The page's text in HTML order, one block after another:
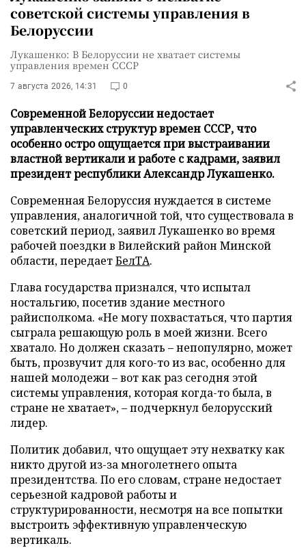
советской системы управления в
Белоруссии
Лукашенко: В Белоруссии не хватает системы
управления времен СССР
7 августа 2026, 14:31 0
Современной Белоруссии недостает
управленческих структур времен СССР, что
особенно остро ощущается при выстраивании
властной вертикали и работе с кадрами, заявил
президент республики Александр Лукашенко.
Современная Белоруссия нуждается в системе
управления, аналогичной той, что существовала в
советский период, заявил Лукашенко во время
рабочей поездки в Вилейский район Минской
области, передаетБелТА.
Глава государства признался, что испытал
ностальгию, посетив здание местного
райисполкома. «Не могу похвастаться, что партия
сыграла решающую роль в моей жизни. Всего
хватало. Но должен сказать – непопулярно, может
быть, прозвучит для кого-то из вас, особенно для
нашей молодежи – вот как раз сегодня этой
системы управления, которая когда-то была, в
стране не хватает», – подчеркнул белорусский
лидер.
Политик добавил, что ощущает эту нехватку как
никто другой из-за многолетнего опыта
президентства. По его словам, стране недостает
серьезной кадровой работы и
структурированности, несмотря на все попытки
выстроить эффективную управленческую
вертикаль.